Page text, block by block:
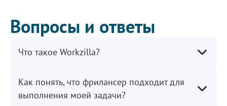
Все хорошо, на исполнителя можно положиться.
Молодец, Мария мне все очень понравилось, без
претензий.
Вопросы и ответы
Что такое Workzilla?
Как понять, что фрилансер подходит для
выполнения моей задачи?